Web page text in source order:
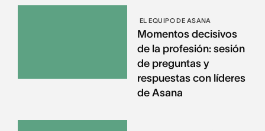
EL EQUIPO DE ASANA
Momentos decisivos
de la profesión: sesión
de preguntas y
respuestas con líderes
de Asana